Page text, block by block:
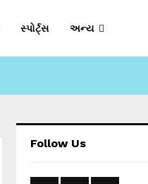
સ્પોર્ટ્સ અન્ય
Follow Us